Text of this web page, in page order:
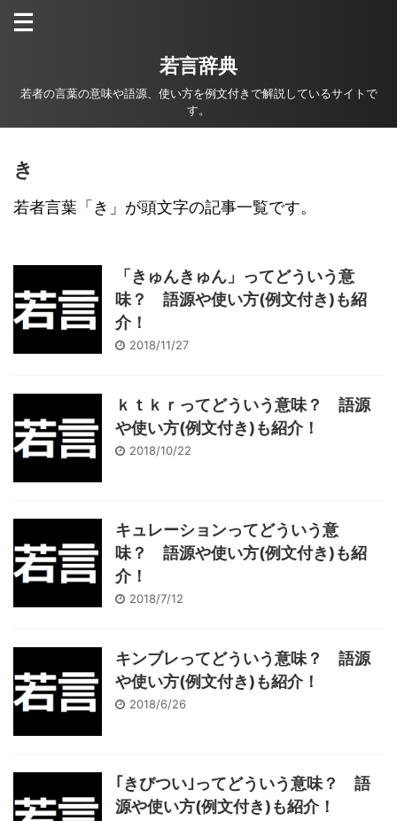
若言辞典
若者の言葉の意味や語源、使い方を例文付きで解説しているサイトで
す。
き
若者言葉「き」が頭文字の記事一覧です。
「きゅんきゅん」ってどういう意
味？ 語源や使い方(例文付き)も紹
介！
2018/11/27
ｋｔｋｒってどういう意味？ 語源
や使い方(例文付き)も紹介！
2018/10/22
キュレーションってどういう意
味？ 語源や使い方(例文付き)も紹
介！
2018/7/12
キンブレってどういう意味？ 語源
や使い方(例文付き)も紹介！
2018/6/26
｢きびつい｣ってどういう意味？ 語
源や使い方(例文付き)も紹介！